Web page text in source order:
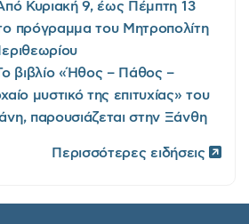
Κυριακή 9, έως Πέμπτη 13
πρόγραμμα του Μητροπολίτη
βιβλίο «Ήθος – Πάθος –
μυστικό της επιτυχίας» του
παρουσιάζεται στην Ξάνθη
Περισσότερες ειδήσεις